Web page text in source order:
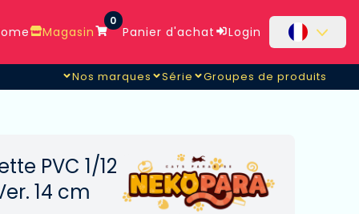
Magasin
0
Panier d'achat Login
Nos marques Série Groupes de produits
PVC 1/12
14 cm